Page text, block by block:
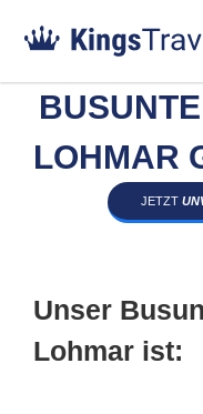
LOHMAR
JETZT
Unser
Lohmar ist: